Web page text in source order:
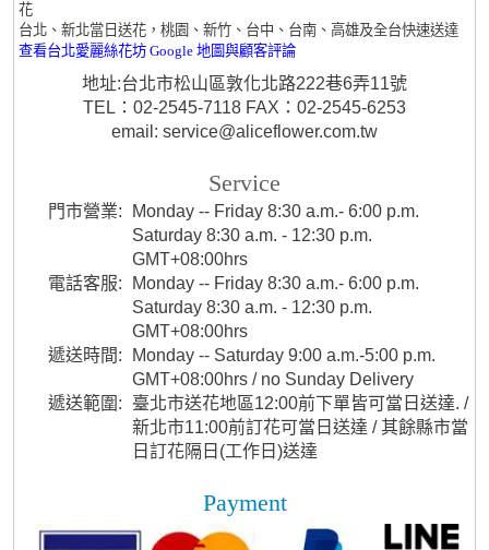
花
台北、新北當日送花，桃園、新竹、台中、台南、高雄及全台快速送達
查看台北愛麗絲花坊 Google 地圖與顧客評論
地址:台北市松山區敦化北路222巷6弄11號
TEL：02-2545-7118 FAX：02-2545-6253
email: service@aliceflower.com.tw
Service
門市營業:
Monday -- Friday 8:30 a.m.- 6:00 p.m.
Saturday 8:30 a.m. - 12:30 p.m.
GMT+08:00hrs
電話客服:
Monday -- Friday 8:30 a.m.- 6:00 p.m.
Saturday 8:30 a.m. - 12:30 p.m.
GMT+08:00hrs
遞送時間:
Monday -- Saturday 9:00 a.m.-5:00 p.m.
GMT+08:00hrs / no Sunday Delivery
遞送範圍:
臺北市送花地區12:00前下單皆可當日送達. /
新北市11:00前訂花可當日送達 / 其餘縣市當
日訂花隔日(工作日)送達
Payment